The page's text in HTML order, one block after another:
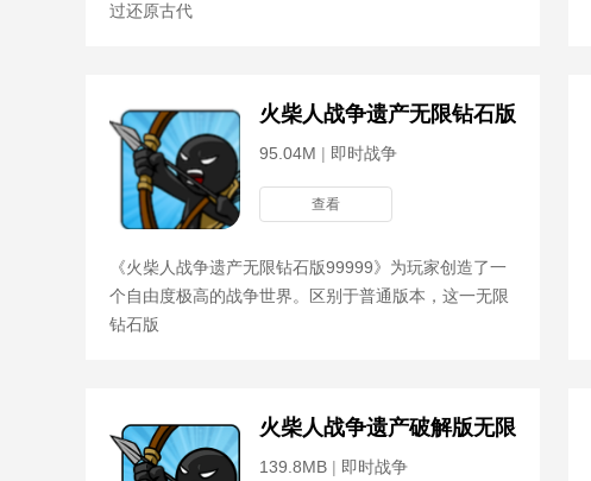
过还原古代
火柴人战争遗产无限钻石版99999
95.04M | 即时战争
查看
《火柴人战争遗产无限钻石版99999》为玩家创造了一
个自由度极高的战争世界。区别于普通版本，这一无限
钻石版
火柴人战争遗产破解版无限钻石
139.8MB | 即时战争